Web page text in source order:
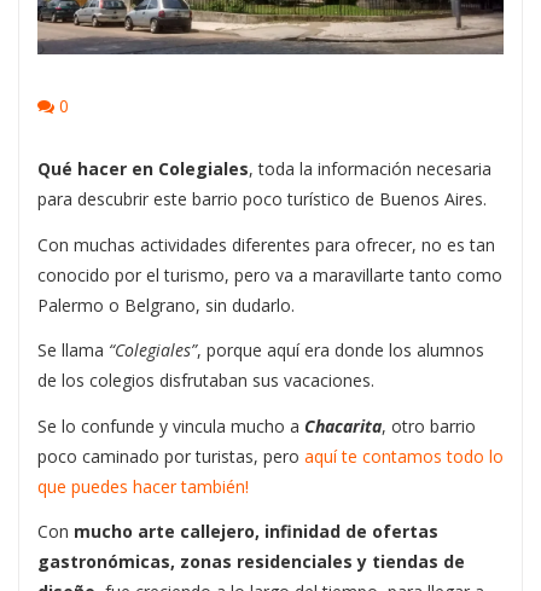
0
Qué hacer en Colegiales, toda la información necesaria
para descubrir este barrio poco turístico de Buenos Aires.
Con muchas actividades diferentes para ofrecer, no es tan
conocido por el turismo, pero va a maravillarte tanto como
Palermo o Belgrano, sin dudarlo.
Se llama “Colegiales”, porque aquí era donde los alumnos
de los colegios disfrutaban sus vacaciones.
Se lo confunde y vincula mucho a Chacarita, otro barrio
poco caminado por turistas, pero aquí te contamos todo lo
que puedes hacer también!
Con mucho arte callejero, infinidad de ofertas
gastronómicas, zonas residenciales y tiendas de